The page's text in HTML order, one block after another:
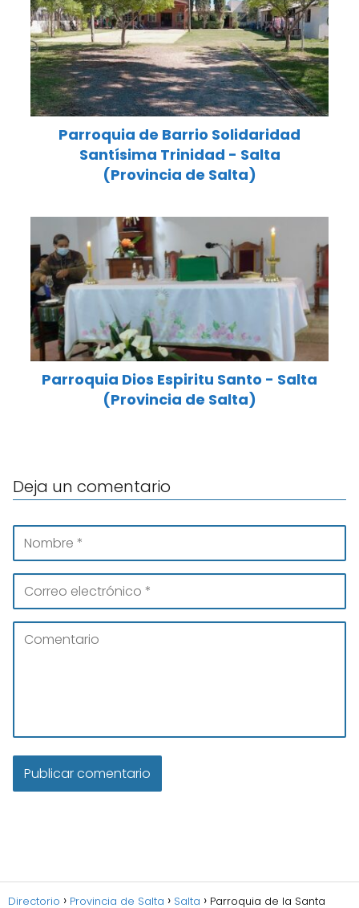
Parroquia de Barrio Solidaridad
Santísima Trinidad - Salta
(Provincia de Salta)
Parroquia Dios Espiritu Santo - Salta
(Provincia de Salta)
Deja un comentario
Directorio Provincia de Salta Salta Parroquia de la Santa